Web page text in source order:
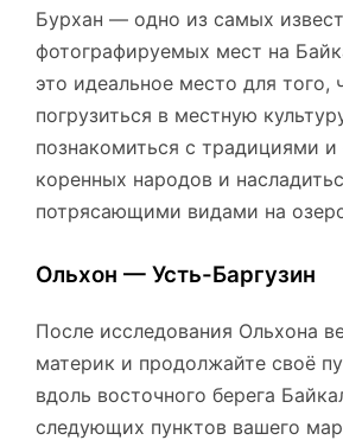
Бурхан — одно из самых
фотографируемых мест на
это идеальное место для того,
погрузиться в местную
познакомиться с традициями
коренных народов и
потрясающими видами на
Ольхон — Усть-Баргузин
После исследования Ольхона
материк и продолжайте своё
вдоль восточного берега
следующих пунктов вашего